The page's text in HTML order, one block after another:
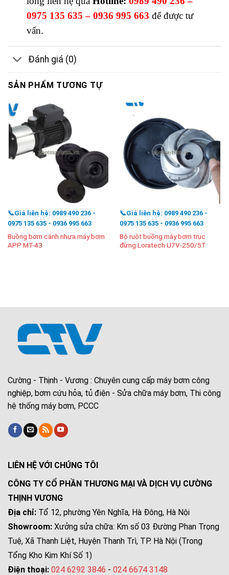
0975 135 635 – 0936 995 663 để được tư
vấn.
Đánh giá (0)
SẢN PHẨM TƯƠNG TỰ
📞Giá liên hệ: 0989 490 236 -
0975 135 635 - 0936 995 663
Buồng bơm cánh nhựa máy bơm
APP MT-43
📞Giá liên hệ: 0989 490 236 -
0975 135 635 - 0936 995 663
Bộ ruột buồng máy bơm trục
đứng Loratech U7V-250/5T
Cường - Thịnh - Vương : Chuyên cung cấp máy bơm công
nghiệp, bơm cứu hỏa, tủ điện - Sửa chữa máy bơm, Thi công
hệ thống máy bơm, PCCC
LIÊN HỆ VỚI CHÚNG TÔI
CÔNG TY CỔ PHẦN THƯƠNG MẠI VÀ DỊCH VỤ CƯỜNG
THỊNH VƯƠNG
Địa chỉ: Tổ 12, phường Yên Nghĩa, Hà Đông, Hà Nội
Showroom: Xưởng sửa chữa: Km số 03 Đường Phan Trọng
Tuệ, Xã Thanh Liệt, Huyện Thanh Trì, TP. Hà Nội (Trong
Tổng Kho Kim Khí Số 1)
Điện thoại: 024 6292 3846 - 024 6674 3148